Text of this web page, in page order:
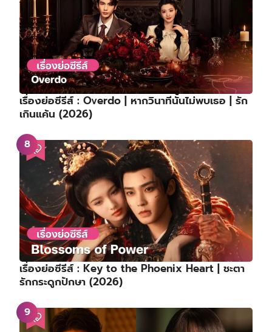
เรื่องย่อซีรีส์ : Overdo | หากวินาทีนั้นไม่พบเธอ | รัก
เกินแค้น (2026)
เรื่องย่อซีรีส์ : Key to the Phoenix Heart | ชะตา
รักกระดูกปักษา (2026)